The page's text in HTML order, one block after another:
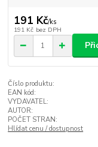
191 Kč/ks
191 Kč bez DPH
Číslo produktu:
EAN kód:
VYDAVATEL:
AUTOR:
POČET STRAN:
Hlídat cenu / dostupnost